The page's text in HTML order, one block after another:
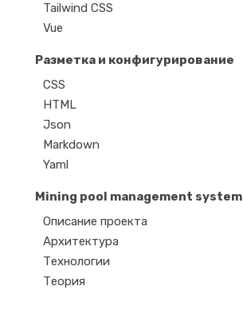
Tailwind CSS
Vue
Разметка и конфигурирование
CSS
HTML
Json
Markdown
Yaml
Mining pool management system
Описание проекта
Архитектура
Технологии
Теория